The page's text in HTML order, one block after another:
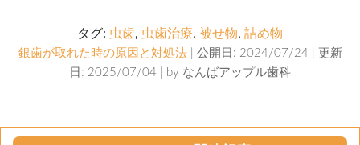
タグ: 虫歯, 虫歯治療, 被せ物, 詰め物
銀歯が取れた時の原因と対処法| 公開日: 2024/07/24 | 更新
日: 2025/07/04 | by なんばアップル歯科